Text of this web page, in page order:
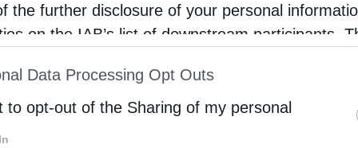
the further disclosure of your personal
on the IAB’s list of downstream participants.
of Downstream Participantsthat may further
parties.
Data Processing Opt Outs
to opt-out of the Sharing of my personal